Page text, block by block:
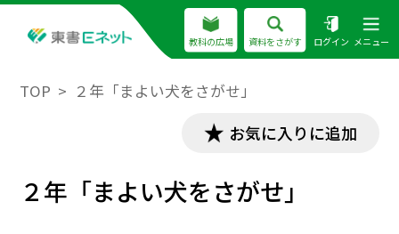
教科の広場 資料をさがす ログイン メニュー
TOP ２年「まよい犬をさがせ」
お気に入りに追加
２年「まよい犬をさがせ」